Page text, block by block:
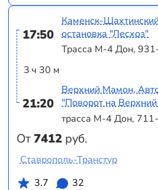
17:50
3 ч 30 м
21:20
От7412 руб.
Каменск-
остановка "Лесхоз"
Трасса М-4 Дон,
Верхний Мамон,
"Поворот на
трасса М-4 Дон,
Ставрополь-Транстур
3.7
32